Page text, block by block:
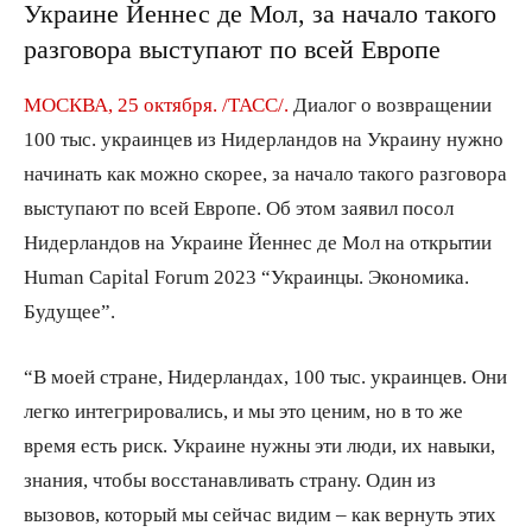
Украине Йеннес де Мол, за начало такого
разговора выступают по всей Европе
МОСКВА, 25 октября. /ТАСС/. Диалог о возвращении
100 тыс. украинцев из Нидерландов на Украину нужно
начинать как можно скорее, за начало такого разговора
выступают по всей Европе. Об этом заявил посол
Нидерландов на Украине Йеннес де Мол на открытии
Human Capital Forum 2023 “Украинцы. Экономика.
Будущее”.
“В моей стране, Нидерландах, 100 тыс. украинцев. Они
легко интегрировались, и мы это ценим, но в то же
время есть риск. Украине нужны эти люди, их навыки,
знания, чтобы восстанавливать страну. Один из
вызовов, который мы сейчас видим – как вернуть этих